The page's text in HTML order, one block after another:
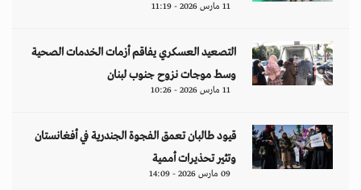
11 مارس 2026 - 11:19
التصعيد العسكري يفاقم أزمات الخدمات الصحية
وسط موجات نزوح جنوب لبنان
11 مارس 2026 - 10:26
قيود طالبان تعمق الفجوة الجندرية في أفغانستان
وتثير تحذيرات أممية
09 مارس 2026 - 14:09